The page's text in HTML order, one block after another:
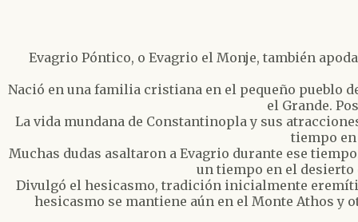
Evagrio Póntico, o Evagrio el Monje, también
Nació en una familia cristiana en el pequeño pueblo
el Grande.
La vida mundana de Constantinopla y sus
tiempo
Muchas dudas asaltaron a Evagrio durante ese
un tiempo en el desierto
Divulgó el hesicasmo, tradición inicialmente
hesicasmo se mantiene aún en el Monte Athos y